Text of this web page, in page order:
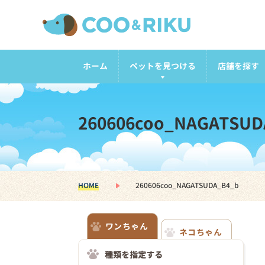
ホーム ペットを見つける 店舗を探す
HOME 260606coo_NAGATSUDA_B4_b
ワンちゃん
ネコちゃん
種類を指定する